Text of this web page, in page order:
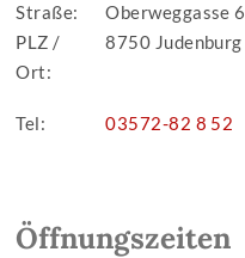
Straße:
Oberweggasse 6
PLZ /
Ort:
8750 Judenburg
Tel: 03572-82 8 52
Öffnungszeiten